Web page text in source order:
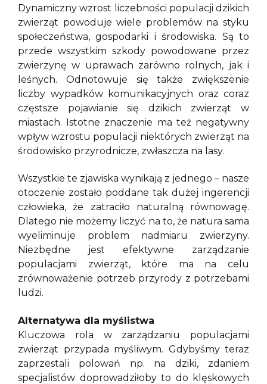
Dynamiczny wzrost liczebności populacji dzikich
zwierząt powoduje wiele problemów na styku
społeczeństwa, gospodarki i środowiska. Są to
przede wszystkim szkody powodowane przez
zwierzynę w uprawach zarówno rolnych, jak i
leśnych. Odnotowuje się także zwiększenie
liczby wypadków komunikacyjnych oraz coraz
częstsze pojawianie się dzikich zwierząt w
miastach. Istotne znaczenie ma też negatywny
wpływ wzrostu populacji niektórych zwierząt na
środowisko przyrodnicze, zwłaszcza na lasy.
Wszystkie te zjawiska wynikają z jednego – nasze
otoczenie zostało poddane tak dużej ingerencji
człowieka, że zatraciło naturalną równowagę.
Dlatego nie możemy liczyć na to, że natura sama
wyeliminuje problem nadmiaru zwierzyny.
Niezbędne jest efektywne zarządzanie
populacjami zwierząt, które ma na celu
zrównoważenie potrzeb przyrody z potrzebami
ludzi.
Alternatywa dla myślistwa
Kluczowa rola w zarządzaniu populacjami
zwierząt przypada myśliwym. Gdybyśmy teraz
zaprzestali polowań np. na dziki, zdaniem
specjalistów doprowadziłoby to do klęskowych